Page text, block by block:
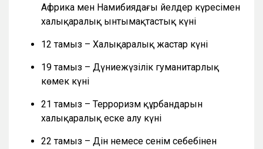
Африка мен Намибиядағы әйелдер күресімен
халықаралық ынтымақтастық күні
12 тамыз – Халықаралық жастар күні
19 тамыз – Дүниежүзілік гуманитарлық
көмек күні
21 тамыз – Терроризм құрбандарын
халықаралық еске алу күні
22 тамыз – Дін немесе сенім себебінен